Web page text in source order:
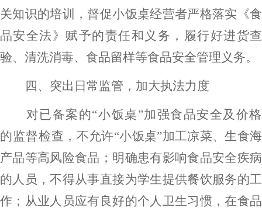
关知识的培训 ，督促小饭桌经营者严格落实《食
品安全法》赋予的责任和义务，履行好进货查
验、清洗消毒、食品留样等食品安全管理义务。
四、 突出日常监管， 加大执法力度
对已备案的“小饭桌”加强食品安全及价格
的监督检查 ， 不允许“小饭桌”加工凉菜、生食海
产品等高风险食品；明确患有影响食品安全疾病
的人员，不得从事直接为学生提供餐饮服务的工
作；从业人员应有良好的个人卫生习惯，在食品